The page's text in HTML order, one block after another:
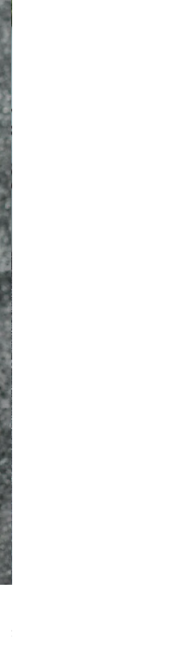
價格
$1,050.00